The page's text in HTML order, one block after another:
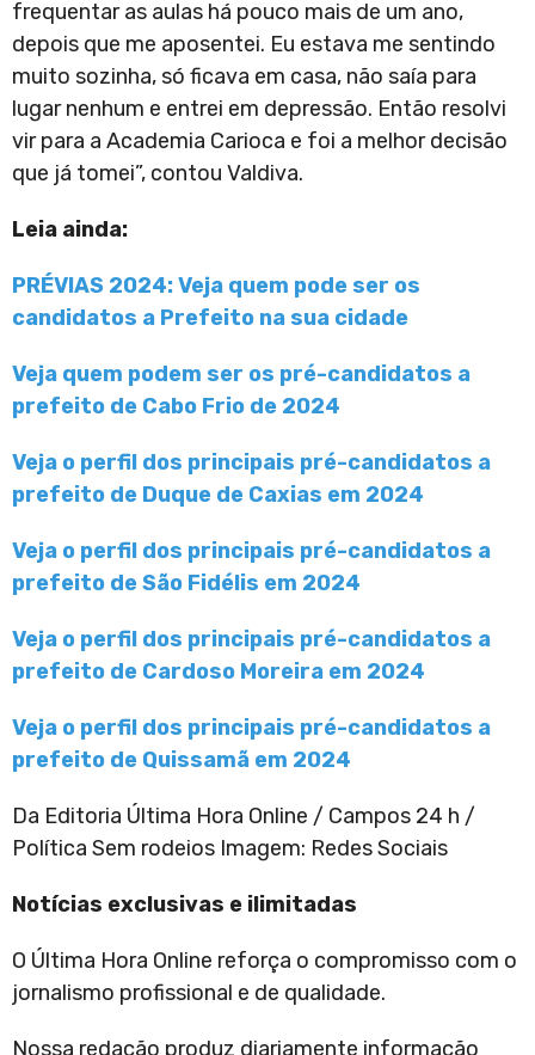
frequentar as aulas há pouco mais de um ano,
depois que me aposentei. Eu estava me sentindo
muito sozinha, só ficava em casa, não saía para
lugar nenhum e entrei em depressão. Então resolvi
vir para a Academia Carioca e foi a melhor decisão
que já tomei”, contou Valdiva.
Leia ainda:
PRÉVIAS 2024: Veja quem pode ser os
candidatos a Prefeito na sua cidade
Veja quem podem ser os pré-candidatos a
prefeito de Cabo Frio de 2024
Veja o perfil dos principais pré-candidatos a
prefeito de Duque de Caxias em 2024
Veja o perfil dos principais pré-candidatos a
prefeito de São Fidélis em 2024
Veja o perfil dos principais pré-candidatos a
prefeito de Cardoso Moreira em 2024
Veja o perfil dos principais pré-candidatos a
prefeito de Quissamã em 2024
Da Editoria Última Hora Online / Campos 24 h /
Política Sem rodeios Imagem: Redes Sociais
Notícias exclusivas e ilimitadas
O Última Hora Online reforça o compromisso com o
jornalismo profissional e de qualidade.
Nossa redação produz diariamente informação